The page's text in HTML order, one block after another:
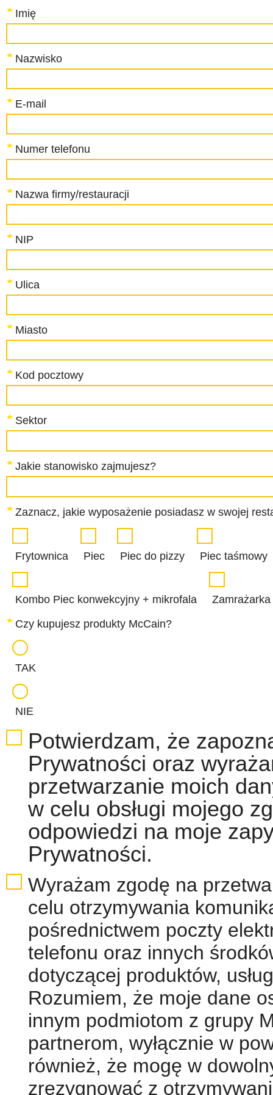
Imię
Nazwisko
E-mail
Numer telefonu
Nazwa firmy/restauracji
NIP
Ulica
Miasto
Kod pocztowy
Sektor
Jakie stanowisko zajmujesz?
Zaznacz, jakie wyposażenie posiadasz w swojej
Frytownica Piec Piec do pizzy Piec taśmowy
Kombo Piec konwekcyjny + mikrofala
Zamrażarka
Czy kupujesz produkty McCain?
TAK
NIE
Potwierdzam, że
Prywatności oraz
przetwarzanie moich
w celu obsługi mojego
odpowiedzi na moje
Prywatności.
Wyrażam zgodę na
celu otrzymywania
pośrednictwem poczty
telefonu oraz innych
dotyczącej produktów,
Rozumiem, że moje dane
innym podmiotom z grupy
partnerom, wyłącznie w
również, że mogę w
zrezygnować z